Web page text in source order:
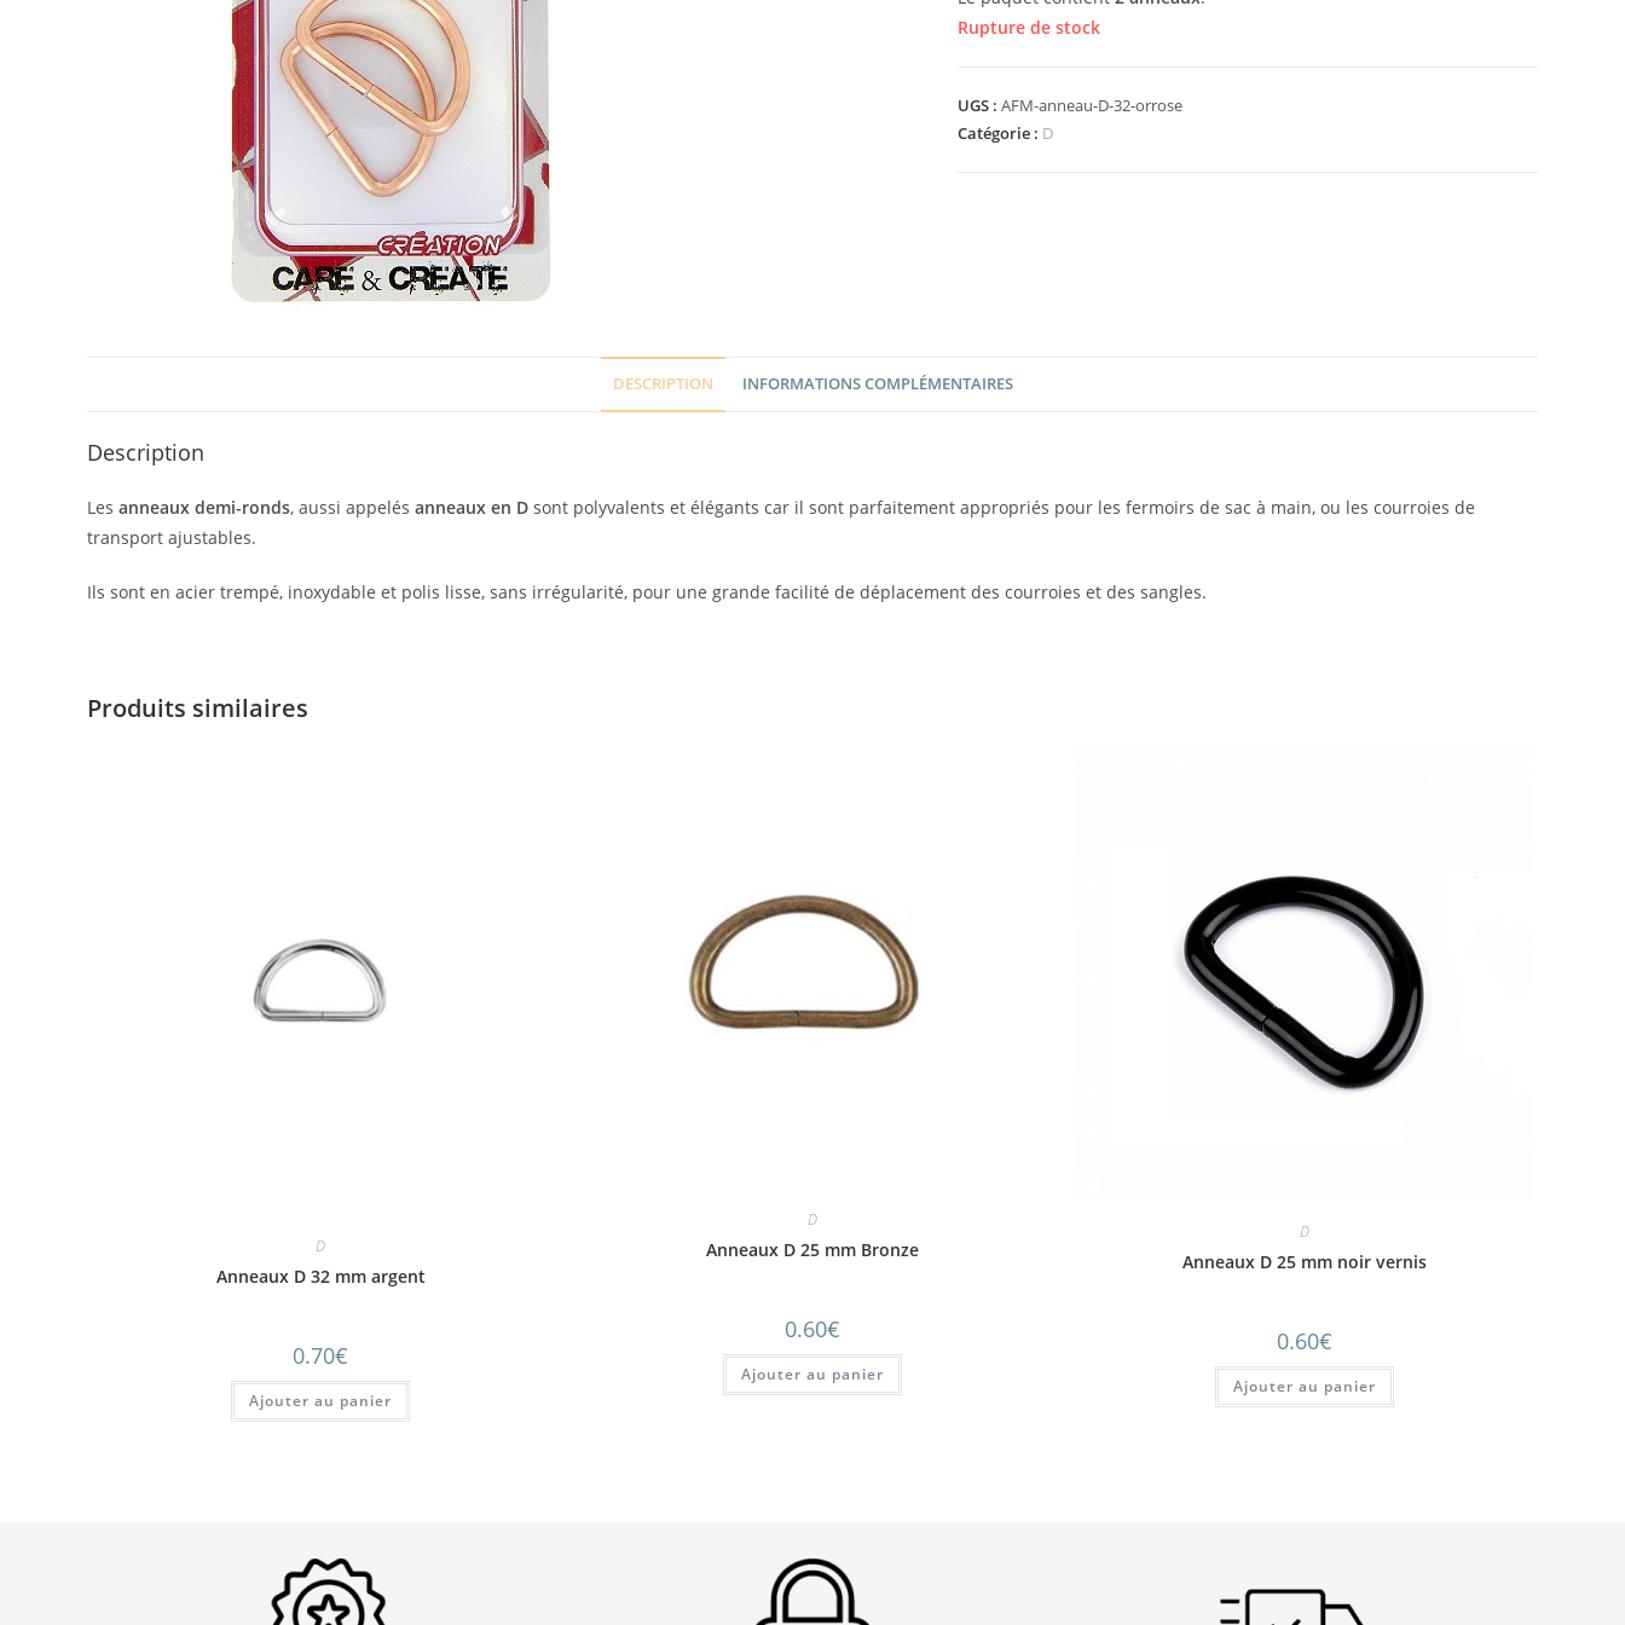
Rupture de stock
UGS : AFM-anneau-D-32-orrose
Catégorie : D
DESCRIPTION INFORMATIONS COMPLÉMENTAIRES
Description
Les anneaux demi-ronds, aussi appelés anneaux en D sont polyvalents et élégants car il sont parfaitement appropriés pour les fermoirs de sac à main, ou les courroies de
transport ajustables.
Ils sont en acier trempé, inoxydable et polis lisse, sans irrégularité, pour une grande facilité de déplacement des courroies et des sangles.
Produits similaires
D
Anneaux D 32 mm argent
0.70€
Ajouter au panier
D
Anneaux D 25 mm Bronze
0.60€
Ajouter au panier
D
Anneaux D 25 mm noir vernis
0.60€
Ajouter au panier